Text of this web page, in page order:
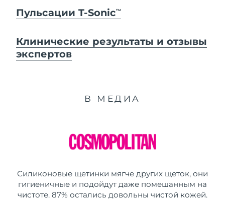
Пульсации T-SonicTM
Клинические результаты и отзывы
экспертов
В МЕДИА
Силиконовые щетинки мягче других щеток, они
гигиеничные и подойдут даже помешанным на
чистоте. 87% остались довольны чистой кожей.